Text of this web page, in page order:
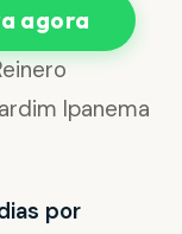
agora
Ipanema
por